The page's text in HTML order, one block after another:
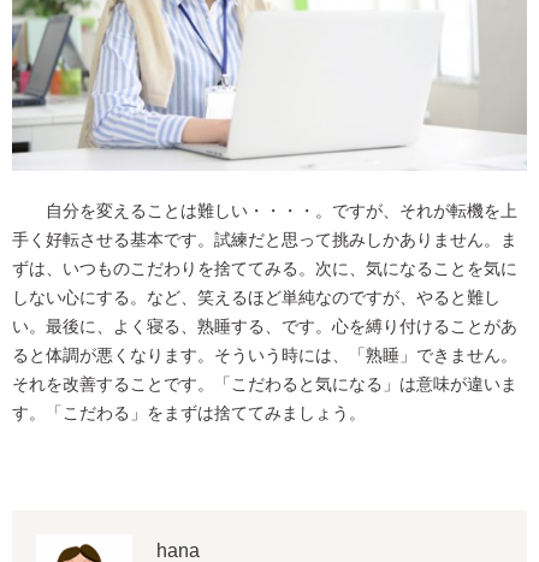
自分を変えることは難しい・・・・。ですが、それが転機を上
手く好転させる基本です。試練だと思って挑みしかありません。ま
ずは、いつものこだわりを捨ててみる。次に、気になることを気に
しない心にする。など、笑えるほど単純なのですが、やると難し
い。最後に、よく寝る、熟睡する、です。心を縛り付けることがあ
ると体調が悪くなります。そういう時には、「熟睡」できません。
それを改善することです。「こだわると気になる」は意味が違いま
す。「こだわる」をまずは捨ててみましょう。
hana